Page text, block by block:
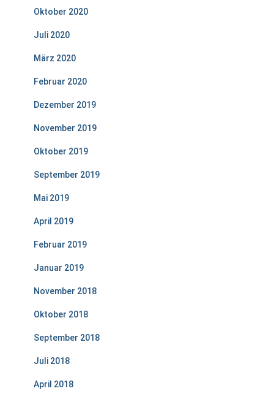
Oktober 2020
Juli 2020
März 2020
Februar 2020
Dezember 2019
November 2019
Oktober 2019
September 2019
Mai 2019
April 2019
Februar 2019
Januar 2019
November 2018
Oktober 2018
September 2018
Juli 2018
April 2018